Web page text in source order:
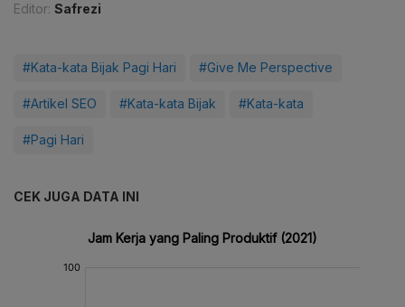
Editor: Safrezi
#Kata-kata Bijak Pagi Hari #Give Me Perspective
#Artikel SEO #Kata-kata Bijak #Kata-kata
#Pagi Hari
CEK JUGA DATA INI